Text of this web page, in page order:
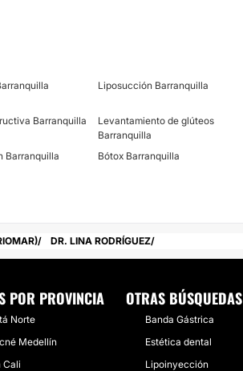
Liposucción Barranquilla
Barranquilla
Levantamiento de glúteos
Barranquilla
Barranquilla Bótox Barranquilla
DR. LINA RODRÍGUEZ
POR PROVINCIA
Norte
Medellín
Cali
OTRAS BÚSQUEDAS
Banda Gástrica
Estética dental
Lipoinyección